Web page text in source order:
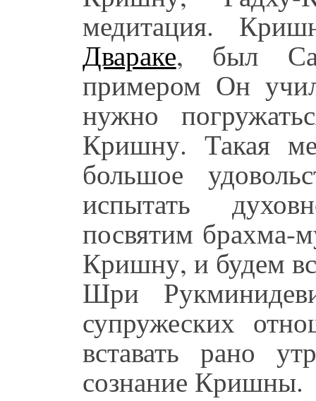
медитация.
Двараке, был
примером Он
нужно
Кришну. Такая
большое
испытать
посвятим брахма-
Кришну, и будем
Шри
супружеских
вставать рано
сознание Кришны.